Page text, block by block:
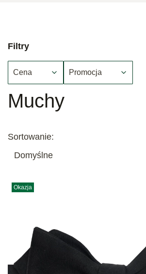
Filtry
Cena Promocja
Koniec filtrów
Muchy
Lista produktów
Sortowanie:
Domyślne
Okazja